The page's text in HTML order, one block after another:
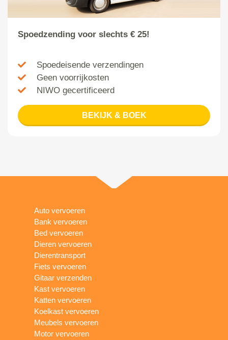
Spoedzending voor slechts € 25!
Spoedeisende verzendingen
Geen voorrijkosten
NIWO gecertificeerd
BEKIJK & BOEK
Auto vervoeren
Bank vervoeren
Bed vervoeren
Dieren vervoeren
Dierentransport
Fiets vervoeren
Gitaar verzenden
Kast vervoeren
Katten vervoeren
Koelkast vervoeren
Meubels vervoeren
Motor vervoeren